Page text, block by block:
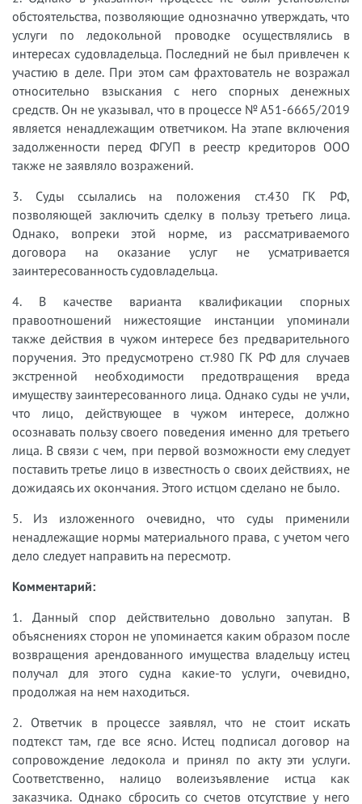
обстоятельства, позволяющие однозначно утверждать, что
услуги по ледокольной проводке осуществлялись в
интересах судовладельца. Последний не был привлечен к
участию в деле. При этом сам фрахтователь не возражал
относительно взыскания с него спорных денежных
средств. Он не указывал, что в процессе № А51-6665/2019
является ненадлежащим ответчиком. На этапе включения
задолженности перед ФГУП в реестр кредиторов ООО
также не заявляло возражений.
3. Суды ссылались на положения ст.430 ГК РФ,
позволяющей заключить сделку в пользу третьего лица.
Однако, вопреки этой норме, из рассматриваемого
договора на оказание услуг не усматривается
заинтересованность судовладельца.
4. В качестве варианта квалификации спорных
правоотношений нижестоящие инстанции упоминали
также действия в чужом интересе без предварительного
поручения. Это предусмотрено ст.980 ГК РФ для случаев
экстренной необходимости предотвращения вреда
имуществу заинтересованного лица. Однако суды не учли,
что лицо, действующее в чужом интересе, должно
осознавать пользу своего поведения именно для третьего
лица. В связи с чем, при первой возможности ему следует
поставить третье лицо в известность о своих действиях, не
дожидаясь их окончания. Этого истцом сделано не было.
5. Из изложенного очевидно, что суды применили
ненадлежащие нормы материального права, с учетом чего
дело следует направить на пересмотр.
Комментарий:
1. Данный спор действительно довольно запутан. В
объяснениях сторон не упоминается каким образом после
возвращения арендованного имущества владельцу истец
получал для этого судна какие-то услуги, очевидно,
продолжая на нем находиться.
2. Ответчик в процессе заявлял, что не стоит искать
подтекст там, где все ясно. Истец подписал договор на
сопровождение ледокола и принял по акту эти услуги.
Соответственно, налицо волеизъявление истца как
заказчика. Однако сбросить со счетов отсутствие у него